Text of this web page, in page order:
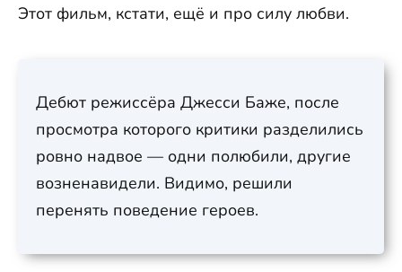
Этот фильм, кстати, ещё и про силу любви.
Дебют режиссёра Джесси Баже, после
просмотра которого критики разделились
ровно надвое — одни полюбили, другие
возненавидели. Видимо, решили
перенять поведение героев.